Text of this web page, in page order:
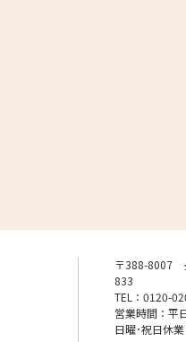
〒388-8007
833
TEL：0120-
営業時間：
日曜･祝日休業